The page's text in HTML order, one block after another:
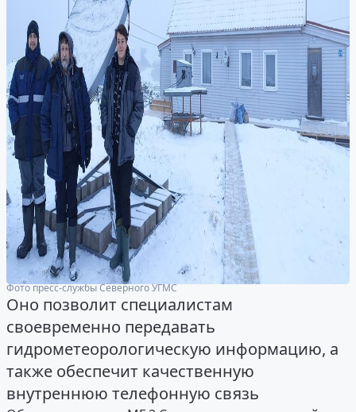
Фото пресс-службы Северного УГМС
Оно позволит специалистам
своевременно передавать
гидрометеорологическую информацию, а
также обеспечит качественную
внутреннюю телефонную связь